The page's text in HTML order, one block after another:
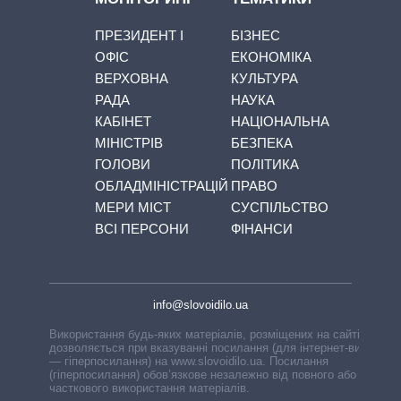
ПРЕЗИДЕНТ І
ОФІС
ВЕРХОВНА
РАДА
КАБІНЕТ
МІНІСТРІВ
ГОЛОВИ
ОБЛАДМІНІСТРАЦІЙ
МЕРИ МІСТ
ВСІ ПЕРСОНИ
БІЗНЕС
ЕКОНОМІКА
КУЛЬТУРА
НАУКА
НАЦІОНАЛЬНА
БЕЗПЕКА
ПОЛІТИКА
ПРАВО
СУСПІЛЬСТВО
ФІНАНСИ
info@slovoidilo.ua
Використання будь-яких матеріалів, розміщених на сайті,
дозволяється при вказуванні посилання (для інтернет-видань
— гіперпосилання) на www.slovoidilo.ua. Посилання
(гіперпосилання) обов’язкове незалежно від повного або
часткового використання матеріалів.